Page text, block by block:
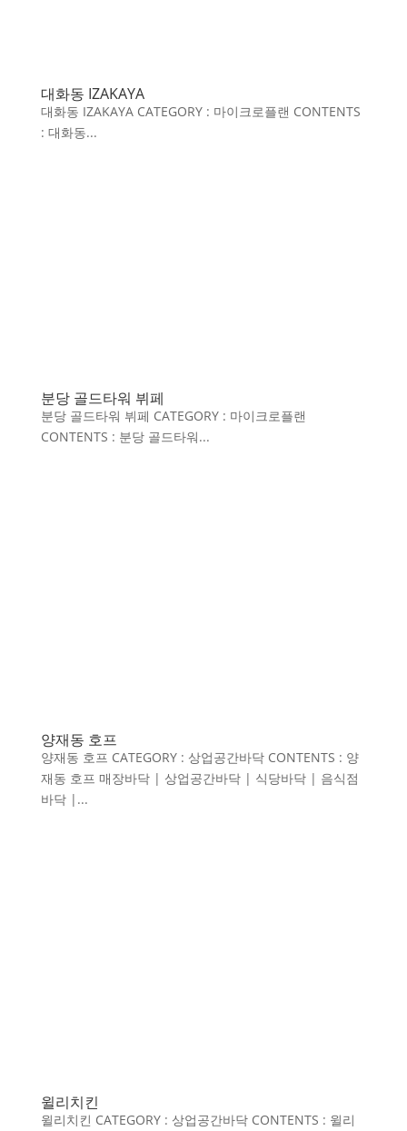
대화동 IZAKAYA
대화동 IZAKAYA CATEGORY : 마이크로플랜 CONTENTS
: 대화동...
분당 골드타워 뷔페
분당 골드타워 뷔페 CATEGORY : 마이크로플랜
CONTENTS : 분당 골드타워...
양재동 호프
양재동 호프 CATEGORY : 상업공간바닥 CONTENTS : 양
재동 호프 매장바닥 | 상업공간바닥 | 식당바닥 | 음식점
바닥 |...
윌리치킨
윌리치킨 CATEGORY : 상업공간바닥 CONTENTS : 윌리